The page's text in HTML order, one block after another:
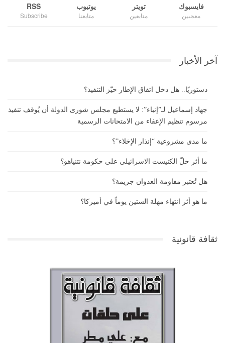
فايسبوك
معجبين
تويتر
متابعين
يوتيوب
متابعنا
RSS
Subscribe
آخر الأخبار
دستوريًا.. هل دخل اتفاق الإطار حيّز التنفيذ؟
جهاد إسماعيل لـ”إنباء”: لا يستطيع مجلس شورى الدولة أن يُوقف تنفيذ
مرسوم تنظيم الإعفاء من الامتحانات الرسمية
ما مدى مشروعية “إنذار الإخلاء”؟
ما أثر حلّ الكنيست الاسرائيلي على حكومة نتنياهو؟
هل تُعتبر مقاومة العدوان جريمة؟
ما هو أثر انتهاء مهلة الستين يوماً في أميركا؟
ثقافة قانونية